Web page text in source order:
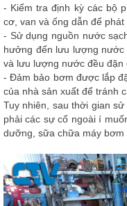
- Kiểm tra định kỳ các bộ
cơ, van và ống dẫn để
- Sử dụng nguồn nước
hưởng đến lưu lượng
và lưu lượng nước đều đặn
- Đảm bảo bơm được lắp
của nhà sản xuất để tránh
Tuy nhiên, sau thời gian
phải các sự cố ngoài í
dưỡng, sữa chữa máy bơm